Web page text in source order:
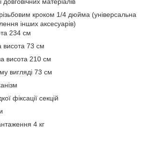
кроком 1/4 дюйма (універсальна
інших аксесуарів)
234 см
висота 73 см
висота 210 см
вигляді 73 см
фіксації секцій
4 кг